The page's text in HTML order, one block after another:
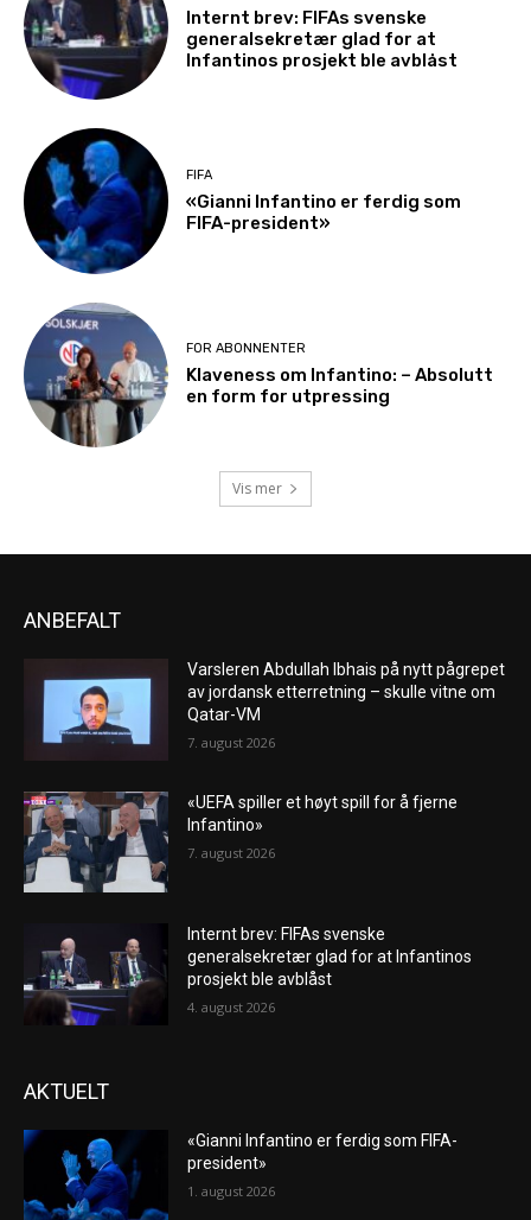
Internt brev: FIFAs svenske
generalsekretær glad for at
Infantinos prosjekt ble avblåst
FIFA
«Gianni Infantino er ferdig som
FIFA-president»
FOR ABONNENTER
Klaveness om Infantino: – Absolutt
en form for utpressing
Vis mer
ANBEFALT
Varsleren Abdullah Ibhais på nytt pågrepet
av jordansk etterretning – skulle vitne om
Qatar-VM
7. august 2026
«UEFA spiller et høyt spill for å fjerne
Infantino»
7. august 2026
Internt brev: FIFAs svenske
generalsekretær glad for at Infantinos
prosjekt ble avblåst
4. august 2026
AKTUELT
«Gianni Infantino er ferdig som FIFA-
president»
1. august 2026